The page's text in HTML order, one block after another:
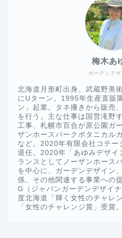
ガーデンデザ
梅木あ
北海道月形町出身。武蔵野美
にUターン。1995年生産直販
ン」起業。タネ播きから販売
を行う。主な仕事は国営滝野
工事、札幌市百合が原公園ガ
ザンホースパークボタニカル
など。2020年有限会社コテー
退任。2020年「あゆみデザイ
ランスとしてノーザンホース
を中心に、ガーデンデザイン
係、その他関連する事業への
G（ジャパンガーデンデザイ
度北海道「輝く女性のチャレ
「女性のチャレンジ賞」受賞。